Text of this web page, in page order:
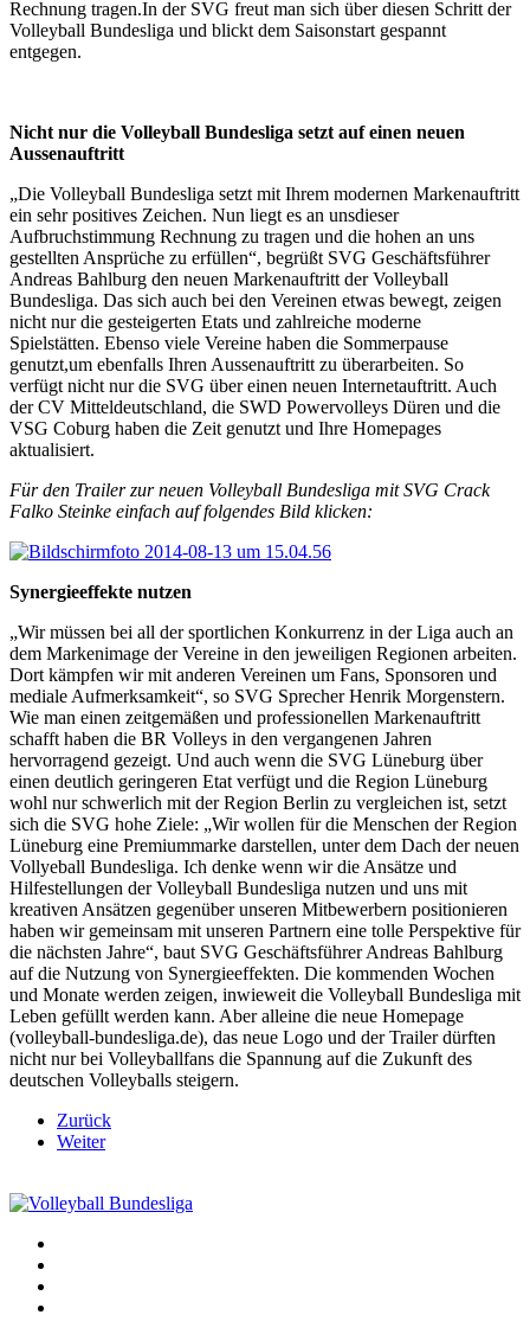
Rechnung tragen.In der SVG freut man sich über diesen Schritt der
Volleyball Bundesliga und blickt dem Saisonstart gespannt
entgegen.
Nicht nur die Volleyball Bundesliga setzt auf einen neuen
Aussenauftritt
„Die Volleyball Bundesliga setzt mit Ihrem modernen Markenauftritt
ein sehr positives Zeichen. Nun liegt es an unsdieser
Aufbruchstimmung Rechnung zu tragen und die hohen an uns
gestellten Ansprüche zu erfüllen“, begrüßt SVG Geschäftsführer
Andreas Bahlburg den neuen Markenauftritt der Volleyball
Bundesliga. Das sich auch bei den Vereinen etwas bewegt, zeigen
nicht nur die gesteigerten Etats und zahlreiche moderne
Spielstätten. Ebenso viele Vereine haben die Sommerpause
genutzt,um ebenfalls Ihren Aussenauftritt zu überarbeiten. So
verfügt nicht nur die SVG über einen neuen Internetauftritt. Auch
der CV Mitteldeutschland, die SWD Powervolleys Düren und die
VSG Coburg haben die Zeit genutzt und Ihre Homepages
aktualisiert.
Für den Trailer zur neuen Volleyball Bundesliga mit SVG Crack
Falko Steinke einfach auf folgendes Bild klicken:
Synergieeffekte nutzen
„Wir müssen bei all der sportlichen Konkurrenz in der Liga auch an
dem Markenimage der Vereine in den jeweiligen Regionen arbeiten.
Dort kämpfen wir mit anderen Vereinen um Fans, Sponsoren und
mediale Aufmerksamkeit“, so SVG Sprecher Henrik Morgenstern.
Wie man einen zeitgemäßen und professionellen Markenauftritt
schafft haben die BR Volleys in den vergangenen Jahren
hervorragend gezeigt. Und auch wenn die SVG Lüneburg über
einen deutlich geringeren Etat verfügt und die Region Lüneburg
wohl nur schwerlich mit der Region Berlin zu vergleichen ist, setzt
sich die SVG hohe Ziele: „Wir wollen für die Menschen der Region
Lüneburg eine Premiummarke darstellen, unter dem Dach der neuen
Vollyeball Bundesliga. Ich denke wenn wir die Ansätze und
Hilfestellungen der Volleyball Bundesliga nutzen und uns mit
kreativen Ansätzen gegenüber unseren Mitbewerbern positionieren
haben wir gemeinsam mit unseren Partnern eine tolle Perspektive für
die nächsten Jahre“, baut SVG Geschäftsführer Andreas Bahlburg
auf die Nutzung von Synergieeffekten. Die kommenden Wochen
und Monate werden zeigen, inwieweit die Volleyball Bundesliga mit
Leben gefüllt werden kann. Aber alleine die neue Homepage
(volleyball-bundesliga.de), das neue Logo und der Trailer dürften
nicht nur bei Volleyballfans die Spannung auf die Zukunft des
deutschen Volleyballs steigern.
Zurück
Weiter